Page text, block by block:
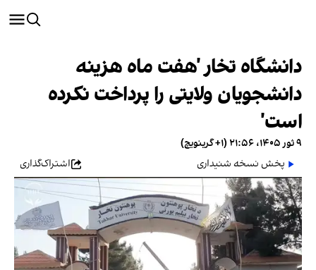
دانشگاه تخار 'هفت ماه هزینه
دانشجویان ولایتی را پرداخت نکرده
است'
۹ ثور ۱۴۰۵، ۲۱:۵۶ (‎+۱ گرینویچ)
پخش نسخه شنیداری
اشتراک‌گذاری